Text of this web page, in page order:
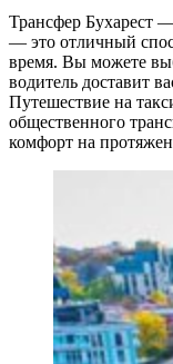
Трансфер Бухарест
— это отличный
время. Вы можете
водитель доставит
Путешествие на
общественного
комфорт на